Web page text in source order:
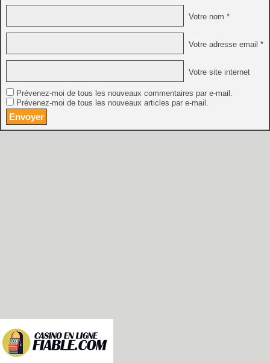
Votre nom *
Votre adresse email *
Votre site internet
Prévenez-moi de tous les nouveaux commentaires par e-mail.
Prévenez-moi de tous les nouveaux articles par e-mail.